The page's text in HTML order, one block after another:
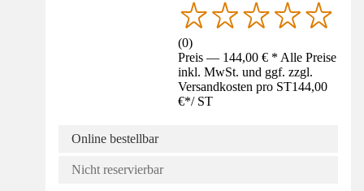
(0)
Preis — 144,00 € * Alle Preise
inkl. MwSt. und ggf. zzgl.
Versandkosten pro ST144,00
€*/ ST
Online bestellbar
Nicht reservierbar